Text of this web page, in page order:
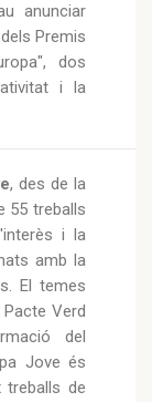
anunciar
Premis
dos
i la
, des de la
55 treballs
i la
amb la
El temes
Verd
del
Jove és
treballs de